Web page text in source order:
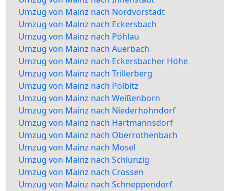
Umzug von Mainz nach Nordvorstadt
Umzug von Mainz nach Eckersbach
Umzug von Mainz nach Pöhlau
Umzug von Mainz nach Auerbach
Umzug von Mainz nach Eckersbacher Höhe
Umzug von Mainz nach Trillerberg
Umzug von Mainz nach Pölbitz
Umzug von Mainz nach Weißenborn
Umzug von Mainz nach Niederhohndorf
Umzug von Mainz nach Hartmannsdorf
Umzug von Mainz nach Oberrothenbach
Umzug von Mainz nach Mosel
Umzug von Mainz nach Schlunzig
Umzug von Mainz nach Crossen
Umzug von Mainz nach Schneppendorf